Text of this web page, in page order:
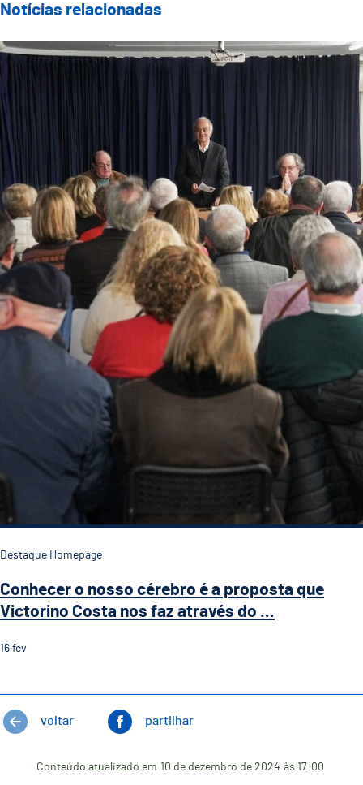
Notícias relacionadas
Conhecer o nosso cérebro é a proposta que
Destaque Homepage
Conhecer o nosso cérebro é a proposta que
Victorino Costa nos faz através do ...
16 fev
voltar partilhar
Conteúdo atualizado em 10 de dezembro de 2024 às 17:00